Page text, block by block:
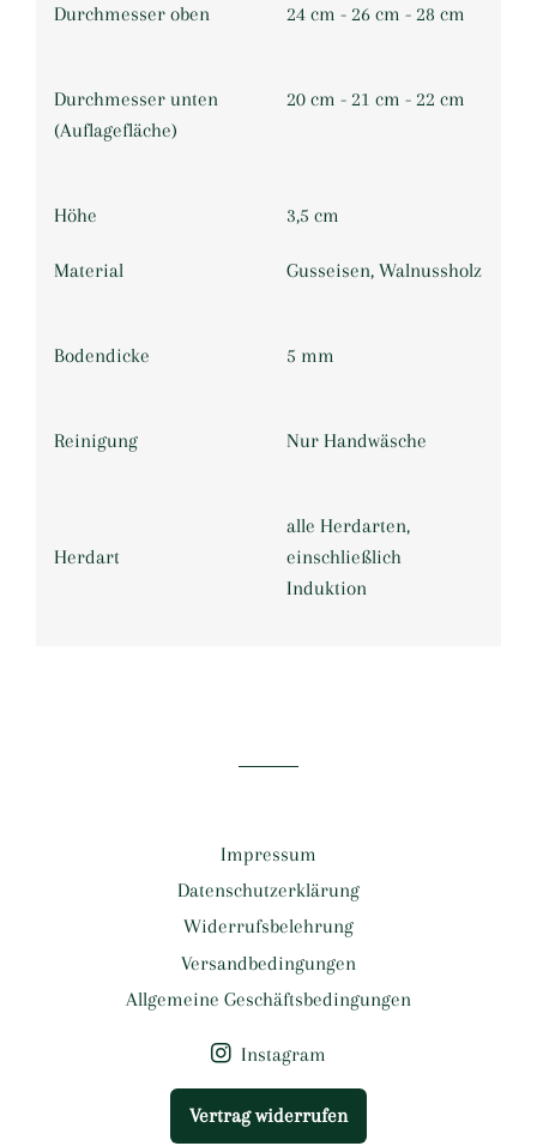
Durchmesser oben 24 cm - 26 cm - 28 cm
Durchmesser unten
(Auflagefläche)
20 cm - 21 cm - 22 cm
Höhe 3,5 cm
Material Gusseisen, Walnussholz
Bodendicke 5 mm
Reinigung Nur Handwäsche
Herdart
alle Herdarten,
einschließlich
Induktion
Impressum
Datenschutzerklärung
Widerrufsbelehrung
Versandbedingungen
Allgemeine Geschäftsbedingungen
Instagram
Vertrag widerrufen